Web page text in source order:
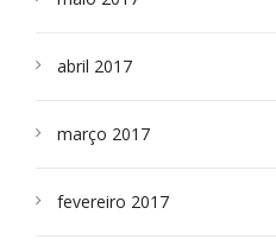
abril 2017
março 2017
fevereiro 2017